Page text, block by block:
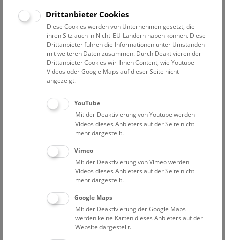
Forschungsbedarf auszumachen ist.
In diesem Sinne untersucht nun auch das Naturhistorische
Museum Wien im Rahmen des KolText-Projekts koloniale
Kontexte. Das vom Bundesministerium für Kunst, Kultur,
öffentlichen Dienst und Sport unterstützte Projekt (Laufzeit:
2021–2022) beabsichtigt eine erste Bestandsaufnahme im
Quellenlage zur Erforschung kolonialer Provenienzen der
Sammlungen des NHM Wien.
Aufgrund der Materialfülle liegt der Fokus der Untersuchung
auf der Zeit von der Gründung des Museums bis zum Ende
der österreichisch-ungarischen Monarchie 1918. Zurzeit
werden in einem ersten Schritt in der Anthropologischen
Abteilung des NHM Wien Sammlungen aus Neuseeland und
Tierra del Fuego analysiert.
Übergeordnetes Ziel ist es, eine adäquate
Forschungsstrategie zu entwickeln und den Begriff
„kolonialer Erwerbskontext“ für die Sammlungen eines
Drittanbieter Cookies
Diese Cookies werden von Unternehmen gesetzt, die
ihren Sitz auch in Nicht-EU-Ländern haben können. Diese
Drittanbieter führen die Informationen unter Umständen
mit weiteren Daten zusammen. Durch Deaktivieren der
Drittanbieter Cookies wir Ihnen Content, wie Youtube-
Videos oder Google Maps auf dieser Seite nicht
angezeigt.
YouTube
Mit der Deaktivierung von Youtube werden
Videos dieses Anbieters auf der Seite nicht
mehr dargestellt.
Vimeo
Mit der Deaktivierung von Vimeo werden
Videos dieses Anbieters auf der Seite nicht
mehr dargestellt.
Google Maps
Mit der Deaktivierung der Google Maps
werden keine Karten dieses Anbieters auf der
Website dargestellt.